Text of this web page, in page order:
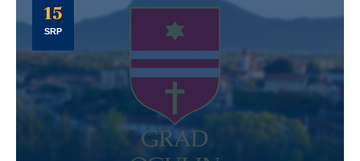
15
SRP